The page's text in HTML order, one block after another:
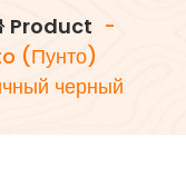
Product -
(Пунто)
черный